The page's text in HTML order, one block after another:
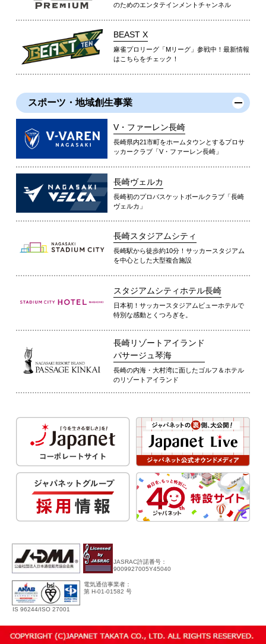
のためのエンタテインメントチャンネル
BEAST X
麻雀プロリーグ「Mリーグ」参戦中！最新情報
はこちらをチェック！
スポーツ・地域創生事業
V・ファーレン長崎
長崎県内21市町をホームタウンとするプロサ
ッカークラブ「V・ファーレン長崎」
長崎ヴェルカ
長崎初のプロバスケットボールクラブ「長崎
ヴェルカ」
長崎スタジアムシティ
長崎駅から徒歩約10分！サッカースタジアム
を中心とした大型複合施設
スタジアムシティホテル長崎
日本初！サッカースタジアムビューホテルで
特別な感動とくつろぎを。
長崎リゾートアイランド
パサージュ琴海
長崎の内海・大村湾に面したゴルフ＆ホテル
のリゾートアイランド
JASRAC許諾番号：
9009927005Y45040
IS 96244/ISO 27001
電気通信事業者：
第 H-01-01582 号